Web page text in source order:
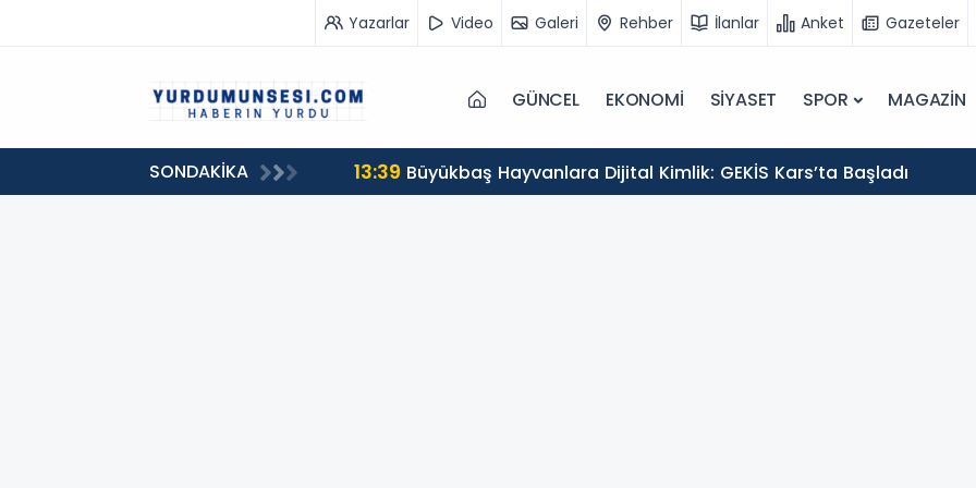
Yazarlar Video Galeri Rehber İlanlar Anket Gazeteler
GÜNCEL EKONOMİ SİYASET SPOR MAGAZİN
SONDAKİKA
milyon 549 bin 594 TL. bağış 13:39 Büyükbaş Hayvanlara Dijital Kimlik: GEKİS Kars’ta Başladı